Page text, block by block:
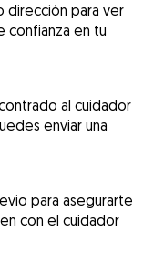
dirección para ver
confianza en tu
al cuidador
enviar una
para asegurarte
con el cuidador